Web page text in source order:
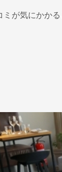
ミが気にかか